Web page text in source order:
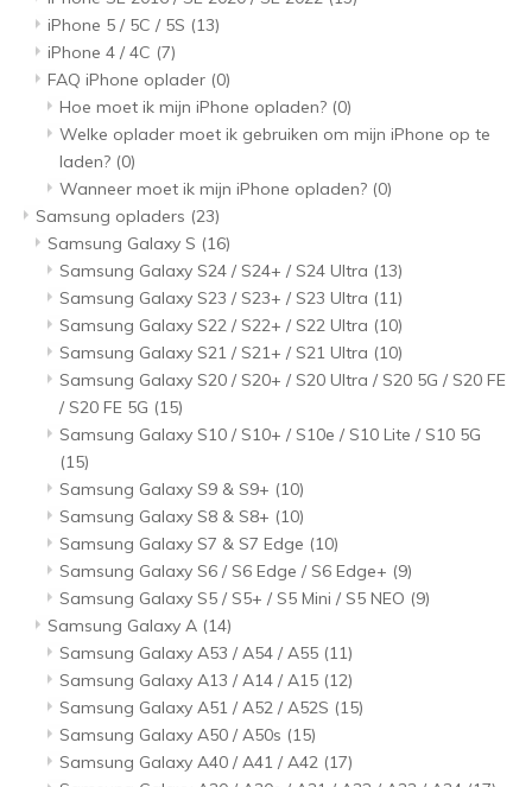
iPhone 5 / 5C / 5S (13)
iPhone 4 / 4C (7)
FAQ iPhone oplader (0)
Hoe moet ik mijn iPhone opladen? (0)
Welke oplader moet ik gebruiken om mijn iPhone op te
laden? (0)
Wanneer moet ik mijn iPhone opladen? (0)
Samsung opladers (23)
Samsung Galaxy S (16)
Samsung Galaxy S24 / S24+ / S24 Ultra (13)
Samsung Galaxy S23 / S23+ / S23 Ultra (11)
Samsung Galaxy S22 / S22+ / S22 Ultra (10)
Samsung Galaxy S21 / S21+ / S21 Ultra (10)
Samsung Galaxy S20 / S20+ / S20 Ultra / S20 5G / S20 FE
/ S20 FE 5G (15)
Samsung Galaxy S10 / S10+ / S10e / S10 Lite / S10 5G
(15)
Samsung Galaxy S9 & S9+ (10)
Samsung Galaxy S8 & S8+ (10)
Samsung Galaxy S7 & S7 Edge (10)
Samsung Galaxy S6 / S6 Edge / S6 Edge+ (9)
Samsung Galaxy S5 / S5+ / S5 Mini / S5 NEO (9)
Samsung Galaxy A (14)
Samsung Galaxy A53 / A54 / A55 (11)
Samsung Galaxy A13 / A14 / A15 (12)
Samsung Galaxy A51 / A52 / A52S (15)
Samsung Galaxy A50 / A50s (15)
Samsung Galaxy A40 / A41 / A42 (17)